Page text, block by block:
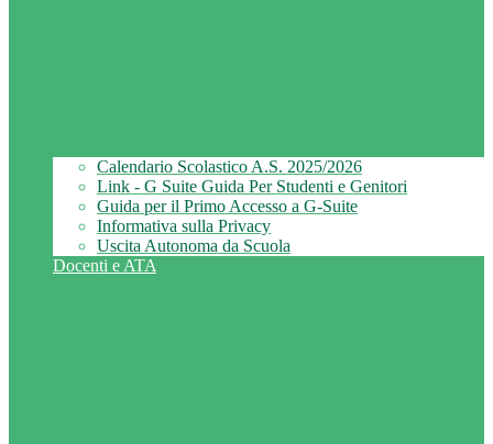
Calendario Scolastico A.S. 2025/2026
Link - G Suite Guida Per Studenti e Genitori
Guida per il Primo Accesso a G-Suite
Informativa sulla Privacy
Uscita Autonoma da Scuola
Docenti e ATA